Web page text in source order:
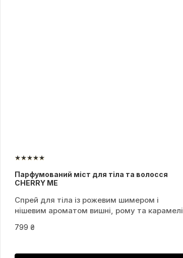
Парфумований міст для тіла та волосся
CHERRY ME
Спрей для тіла із рожевим шимером і
нішевим ароматом вишні, рому та карамелі
799 ₴